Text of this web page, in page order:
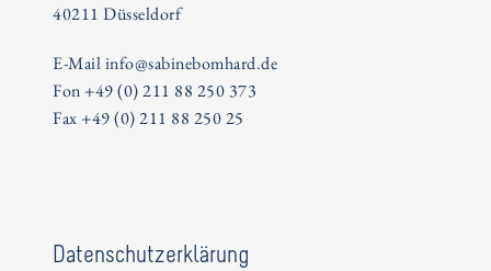
40211 Düsseldorf
E-Mailinfo@sabinebomhard.de
Fon +49 (0) 211 88 250 373
Fax +49 (0) 211 88 250 25
Datenschutzerklärung